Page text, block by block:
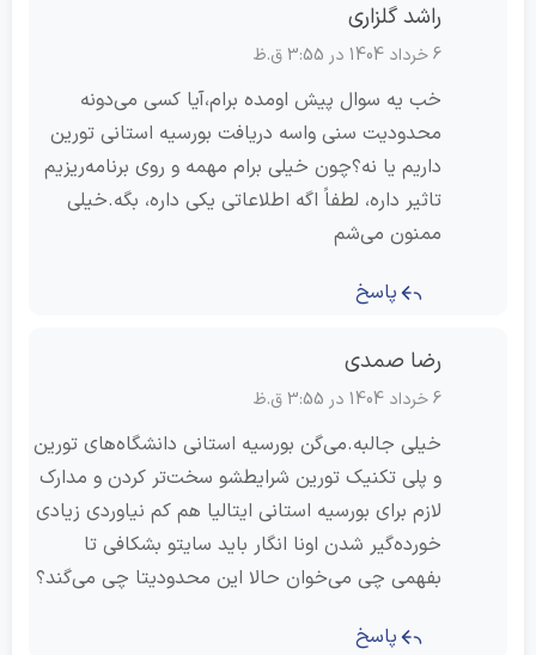
راشد گلزاری
خب یه سوال پیش اومده برام،آیا کسی می‌دونه
محدودیت سنی واسه دریافت بورسیه استانی تورین
داریم یا نه؟چون خیلی برام مهمه و روی برنامه‌ریزیم
تاثیر داره، لطفاً اگه اطلاعاتی یکی داره، بگه.خیلی
ممنون می‌شم
پاسخ
رضا صمدی
خیلی جالبه.می‌گن بورسیه استانی دانشگاه‌های تورین
و پلی تکنیک تورین شرایطشو سخت‌تر کردن و مدارک
لازم برای بورسیه استانی ایتالیا هم کم نیاوردی زیادی
خورده‌گیر شدن اونا انگار باید سایتو بشکافی تا
بفهمی چی می‌خوان حالا این محدودیتا چی می‌گند؟
پاسخ